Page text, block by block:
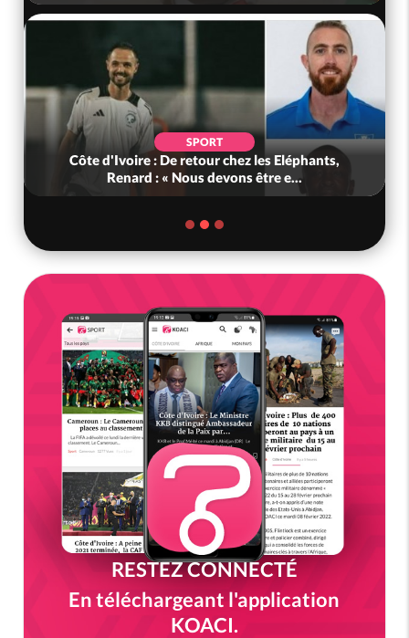
SPORT
Côte d'Ivoire : De retour chez les Eléphants,
Renard : « Nous devons être e...
RESTEZ CONNECTÉ
En téléchargeant l'application
KOACI.